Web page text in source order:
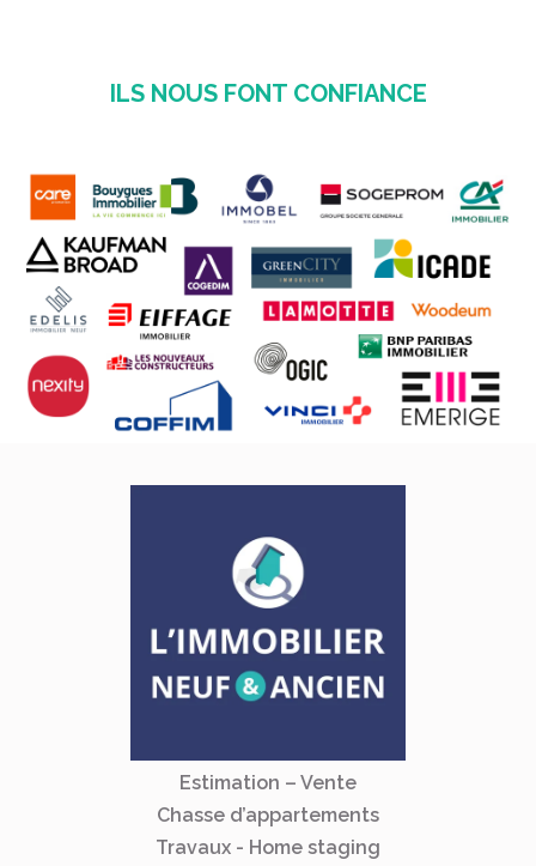
ILS NOUS FONT CONFIANCE
Estimation – Vente
Chasse d’appartements
Travaux - Home staging